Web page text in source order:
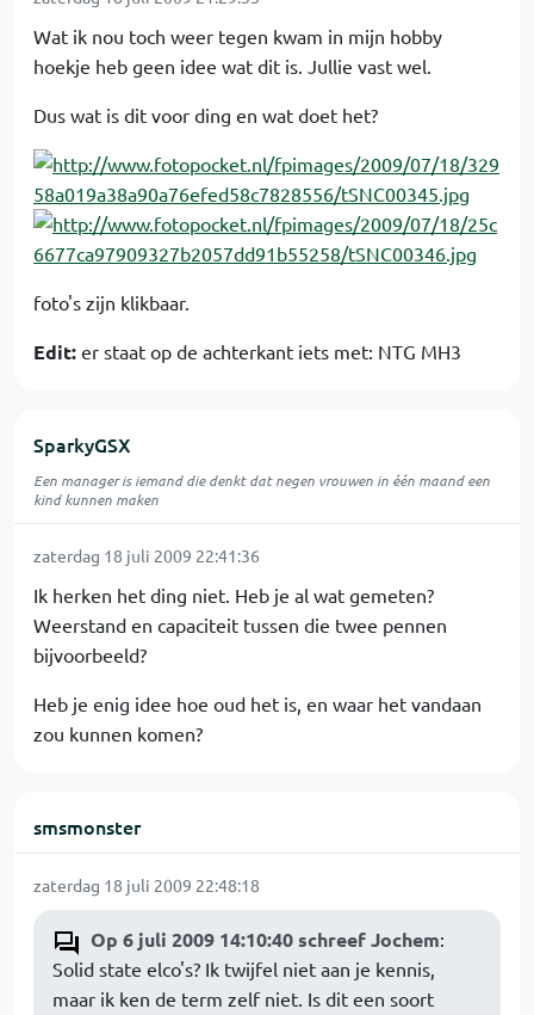
Wat ik nou toch weer tegen kwam in mijn hobby
hoekje heb geen idee wat dit is. Jullie vast wel.
Dus wat is dit voor ding en wat doet het?
foto's zijn klikbaar.
Edit: er staat op de achterkant iets met: NTG MH3
SparkyGSX
Een manager is iemand die denkt dat negen vrouwen in één maand een
kind kunnen maken
zaterdag 18 juli 2009 22:41:36
Ik herken het ding niet. Heb je al wat gemeten?
Weerstand en capaciteit tussen die twee pennen
bijvoorbeeld?
Heb je enig idee hoe oud het is, en waar het vandaan
zou kunnen komen?
smsmonster
zaterdag 18 juli 2009 22:48:18
Op 6 juli 2009 14:10:40 schreef Jochem:
Solid state elco's? Ik twijfel niet aan je kennis,
maar ik ken de term zelf niet. Is dit een soort